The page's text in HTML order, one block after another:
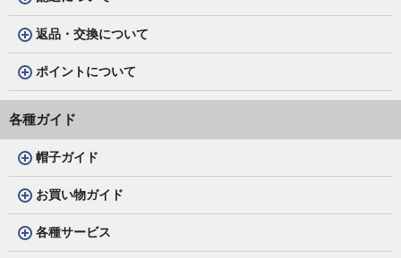
返品・交換について
ポイントについて
各種ガイド
帽子ガイド
お買い物ガイド
各種サービス